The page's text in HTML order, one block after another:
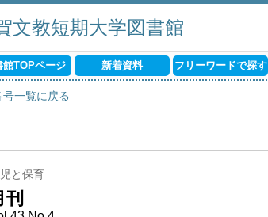
文教短期大学図書館
館TOPページ 新着資料 フリーワードで探す
号一覧に戻る
と保育
刊